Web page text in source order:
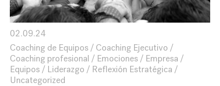
02.09.24
Coaching de Equipos
Coaching Ejecutivo
Coaching profesional
Emociones
Empresa
Equipos
Liderazgo
Reflexión Estratégica
Uncategorized